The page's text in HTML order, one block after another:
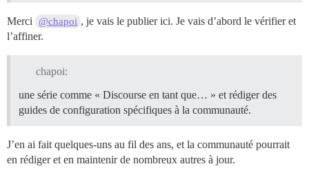
Merci @chapoi , je vais le publier ici. Je vais d’abord le vérifier et
l’affiner.
chapoi:
une série comme « Discourse en tant que… » et rédiger des
guides de configuration spécifiques à la communauté.
J’en ai fait quelques-uns au fil des ans, et la communauté pourrait
en rédiger et en maintenir de nombreux autres à jour.